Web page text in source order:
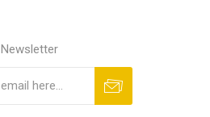
Newsletter